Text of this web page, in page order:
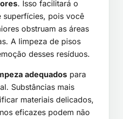
. Isso facilitará o
superfícies, pois você
obstruam as áreas
A limpeza de pisos
desses resíduos.
adequados para
Substâncias mais
materiais delicados,
eficazes podem não